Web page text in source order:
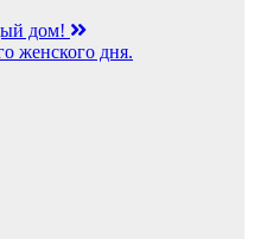
дом!
женского дня.